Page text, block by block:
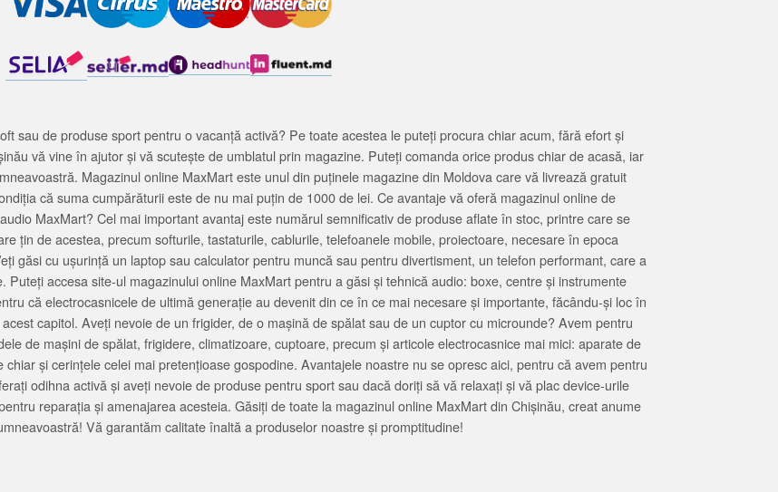
sau de produse sport pentru o vacanță activă? Pe toate acestea le puteți procura chiar acum, fără efort și
vă vine în ajutor și vă scutește de umblatul prin magazine. Puteți comanda orice produs chiar de acasă, iar
Magazinul online MaxMart este unul din puținele magazine din Moldova care vă livrează gratuit
că suma cumpărăturii este de nu mai puțin de 1000 de lei. Ce avantaje vă oferă magazinul online de
MaxMart? Cel mai important avantaj este numărul semnificativ de produse aflate în stoc, printre care se
țin de acestea, precum softurile, tastaturile, cablurile, telefoanele mobile, proiectoare, necesare în epoca
găsi cu ușurință un laptop sau calculator pentru muncă sau pentru divertisment, un telefon performant, care a
accesa site-ul magazinului online MaxMart pentru a găsi și tehnică audio: boxe, centre și instrumente
că electrocasnicele de ultimă generație au devenit din ce în ce mai necesare și importante, făcându-și loc în
capitol. Aveți nevoie de un frigider, de o mașină de spălat sau de un cuptor cu microunde? Avem pentru
de mașini de spălat, frigidere, climatizoare, cuptoare, precum și articole electrocasnice mai mici: aparate de
și cerințele celei mai pretențioase gospodine. Avantajele noastre nu se opresc aici, pentru că avem pentru
odihna activă și aveți nevoie de produse pentru sport sau dacă doriți să vă relaxați și vă plac device-urile
reparația și amenajarea acesteia. Găsiți de toate la magazinul online MaxMart din Chișinău, creat anume
Vă garantăm calitate înaltă a produselor noastre și promptitudine!